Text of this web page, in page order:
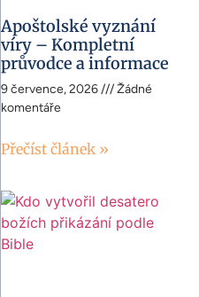
Apoštolské vyznání
víry – Kompletní
průvodce a informace
9 července, 2026
Žádné
komentáře
Přečíst článek »